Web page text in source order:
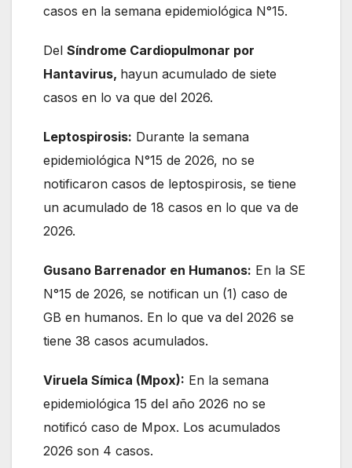
casos en la semana epidemiológica N°15.
Del Síndrome Cardiopulmonar por
Hantavirus, hayun acumulado de siete
casos en lo va que del 2026.
Leptospirosis: Durante la semana
epidemiológica N°15 de 2026, no se
notificaron casos de leptospirosis, se tiene
un acumulado de 18 casos en lo que va de
2026.
Gusano Barrenador en Humanos: En la SE
N°15 de 2026, se notifican un (1) caso de
GB en humanos. En lo que va del 2026 se
tiene 38 casos acumulados.
Viruela Símica (Mpox): En la semana
epidemiológica 15 del año 2026 no se
notificó caso de Mpox. Los acumulados
2026 son 4 casos.